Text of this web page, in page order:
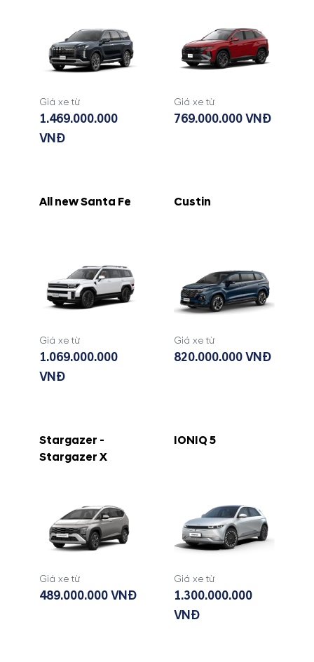
Giá xe từ
1.469.000.000
VNĐ
Giá xe từ
769.000.000 VNĐ
All new Santa Fe
Giá xe từ
1.069.000.000
VNĐ
Custin
Giá xe từ
820.000.000 VNĐ
Stargazer -
Stargazer X
Giá xe từ
489.000.000 VNĐ
IONIQ 5
Giá xe từ
1.300.000.000
VNĐ